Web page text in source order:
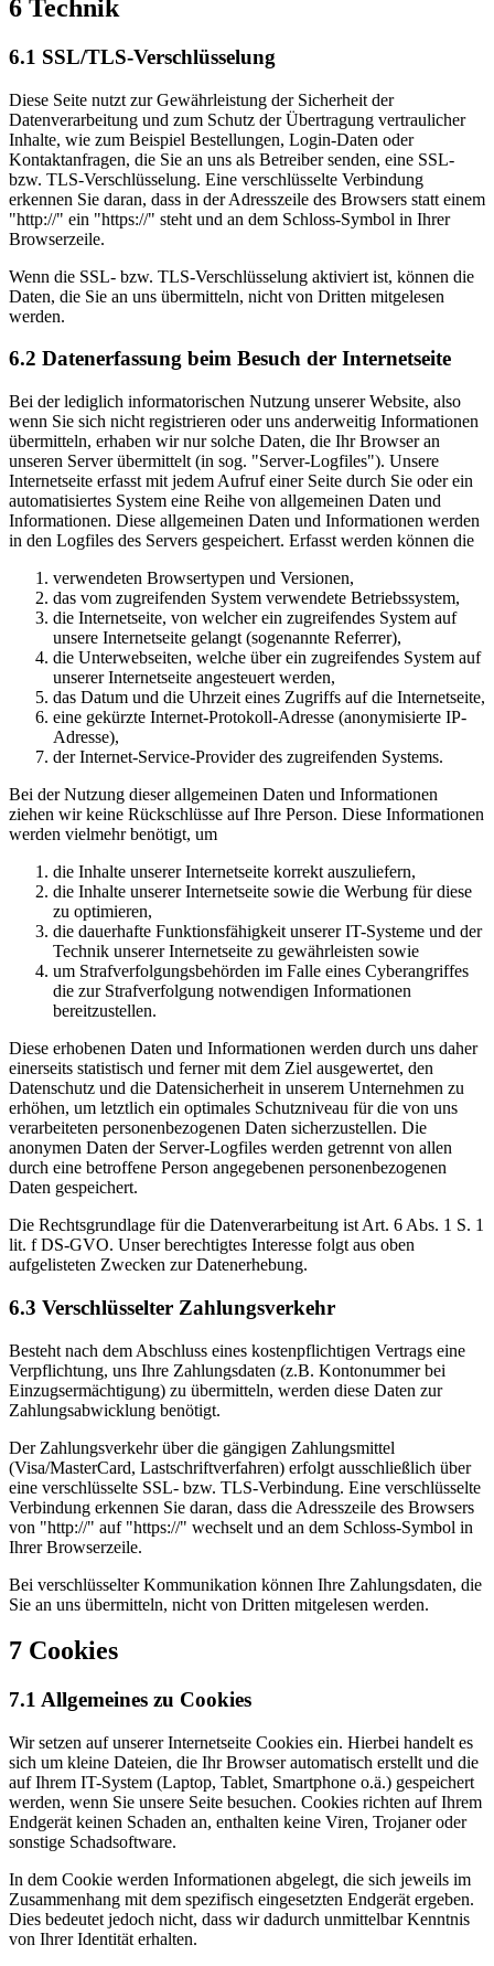
6 Technik
6.1 SSL/TLS-Verschlüsselung
Diese Seite nutzt zur Gewährleistung der Sicherheit der
Datenverarbeitung und zum Schutz der Übertragung vertraulicher
Inhalte, wie zum Beispiel Bestellungen, Login-Daten oder
Kontaktanfragen, die Sie an uns als Betreiber senden, eine SSL-
bzw. TLS-Verschlüsselung. Eine verschlüsselte Verbindung
erkennen Sie daran, dass in der Adresszeile des Browsers statt einem
"http://" ein "https://" steht und an dem Schloss-Symbol in Ihrer
Browserzeile.
Wenn die SSL- bzw. TLS-Verschlüsselung aktiviert ist, können die
Daten, die Sie an uns übermitteln, nicht von Dritten mitgelesen
werden.
6.2 Datenerfassung beim Besuch der Internetseite
Bei der lediglich informatorischen Nutzung unserer Website, also
wenn Sie sich nicht registrieren oder uns anderweitig Informationen
übermitteln, erhaben wir nur solche Daten, die Ihr Browser an
unseren Server übermittelt (in sog. "Server-Logfiles"). Unsere
Internetseite erfasst mit jedem Aufruf einer Seite durch Sie oder ein
automatisiertes System eine Reihe von allgemeinen Daten und
Informationen. Diese allgemeinen Daten und Informationen werden
in den Logfiles des Servers gespeichert. Erfasst werden können die
verwendeten Browsertypen und Versionen,
das vom zugreifenden System verwendete Betriebssystem,
die Internetseite, von welcher ein zugreifendes System auf
unsere Internetseite gelangt (sogenannte Referrer),
die Unterwebseiten, welche über ein zugreifendes System auf
unserer Internetseite angesteuert werden,
das Datum und die Uhrzeit eines Zugriffs auf die Internetseite,
eine gekürzte Internet-Protokoll-Adresse (anonymisierte IP-
Adresse),
der Internet-Service-Provider des zugreifenden Systems.
Bei der Nutzung dieser allgemeinen Daten und Informationen
ziehen wir keine Rückschlüsse auf Ihre Person. Diese Informationen
werden vielmehr benötigt, um
die Inhalte unserer Internetseite korrekt auszuliefern,
die Inhalte unserer Internetseite sowie die Werbung für diese
zu optimieren,
die dauerhafte Funktionsfähigkeit unserer IT-Systeme und der
Technik unserer Internetseite zu gewährleisten sowie
um Strafverfolgungsbehörden im Falle eines Cyberangriffes
die zur Strafverfolgung notwendigen Informationen
bereitzustellen.
Diese erhobenen Daten und Informationen werden durch uns daher
einerseits statistisch und ferner mit dem Ziel ausgewertet, den
Datenschutz und die Datensicherheit in unserem Unternehmen zu
erhöhen, um letztlich ein optimales Schutzniveau für die von uns
verarbeiteten personenbezogenen Daten sicherzustellen. Die
anonymen Daten der Server-Logfiles werden getrennt von allen
durch eine betroffene Person angegebenen personenbezogenen
Daten gespeichert.
Die Rechtsgrundlage für die Datenverarbeitung ist Art. 6 Abs. 1 S. 1
lit. f DS-GVO. Unser berechtigtes Interesse folgt aus oben
aufgelisteten Zwecken zur Datenerhebung.
6.3 Verschlüsselter Zahlungsverkehr
Besteht nach dem Abschluss eines kostenpflichtigen Vertrags eine
Verpflichtung, uns Ihre Zahlungsdaten (z.B. Kontonummer bei
Einzugsermächtigung) zu übermitteln, werden diese Daten zur
Zahlungsabwicklung benötigt.
Der Zahlungsverkehr über die gängigen Zahlungsmittel
(Visa/MasterCard, Lastschriftverfahren) erfolgt ausschließlich über
eine verschlüsselte SSL- bzw. TLS-Verbindung. Eine verschlüsselte
Verbindung erkennen Sie daran, dass die Adresszeile des Browsers
von "http://" auf "https://" wechselt und an dem Schloss-Symbol in
Ihrer Browserzeile.
Bei verschlüsselter Kommunikation können Ihre Zahlungsdaten, die
Sie an uns übermitteln, nicht von Dritten mitgelesen werden.
7 Cookies
7.1 Allgemeines zu Cookies
Wir setzen auf unserer Internetseite Cookies ein. Hierbei handelt es
sich um kleine Dateien, die Ihr Browser automatisch erstellt und die
auf Ihrem IT-System (Laptop, Tablet, Smartphone o.ä.) gespeichert
werden, wenn Sie unsere Seite besuchen. Cookies richten auf Ihrem
Endgerät keinen Schaden an, enthalten keine Viren, Trojaner oder
sonstige Schadsoftware.
In dem Cookie werden Informationen abgelegt, die sich jeweils im
Zusammenhang mit dem spezifisch eingesetzten Endgerät ergeben.
Dies bedeutet jedoch nicht, dass wir dadurch unmittelbar Kenntnis
von Ihrer Identität erhalten.